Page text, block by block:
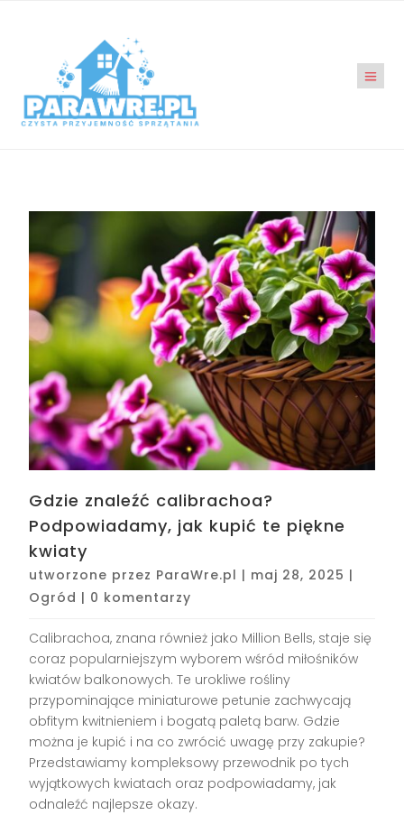
Gdzie znaleźć calibrachoa?
Podpowiadamy, jak kupić te piękne
kwiaty
utworzone przez ParaWre.pl | maj 28, 2025 |
Ogród | 0 komentarzy
Calibrachoa, znana również jako Million Bells, staje się
coraz popularniejszym wyborem wśród miłośników
kwiatów balkonowych. Te urokliwe rośliny
przypominające miniaturowe petunie zachwycają
obfitym kwitnieniem i bogatą paletą barw. Gdzie
można je kupić i na co zwrócić uwagę przy zakupie?
Przedstawiamy kompleksowy przewodnik po tych
wyjątkowych kwiatach oraz podpowiadamy, jak
odnaleźć najlepsze okazy.